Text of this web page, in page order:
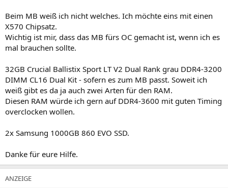
Beim MB weiß ich nicht welches. Ich möchte eins mit einen
X570 Chipsatz.
Wichtig ist mir, dass das MB fürs OC gemacht ist, wenn ich es
mal brauchen sollte.
32GB Crucial Ballistix Sport LT V2 Dual Rank grau DDR4-3200
DIMM CL16 Dual Kit - sofern es zum MB passt. Soweit ich
weiß gibt es da ja auch zwei Arten für den RAM.
Diesen RAM würde ich gern auf DDR4-3600 mit guten Timing
overclocken wollen.
2x Samsung 1000GB 860 EVO SSD.
Danke für eure Hilfe.